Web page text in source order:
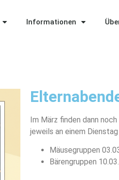
Informationen
Im März finden dann
jeweils an einem
Mäusegruppen
Bärengruppen